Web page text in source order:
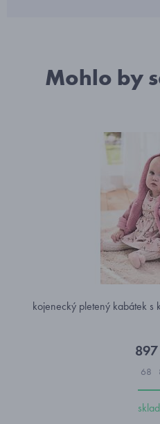
Mohlo by
kojenecký pletený kabátek
68